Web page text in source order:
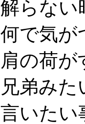
解らない
何で気が
肩の荷
兄弟み
言いたい